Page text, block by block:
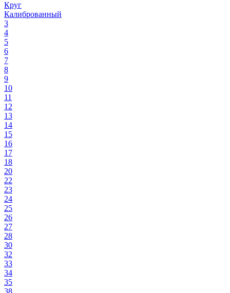
Круг
Калиброванный
3
4
5
6
7
8
9
10
11
12
13
14
15
16
17
18
20
22
23
24
25
26
27
28
30
32
33
34
35
38